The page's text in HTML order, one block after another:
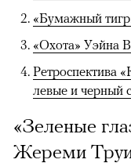
«Бумажный
«Охота» Уэйна
Ретроспектива
левые и черный
«Зеленые
Жереми